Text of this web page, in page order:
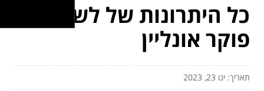
כל היתרונות של לשחק
פוקר אונליין
תאריך: ינו 23, 2023